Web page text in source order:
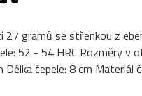
gramů se střenkou z
52 - 54 HRC Rozměry v
čepele: 8 cm Materiál